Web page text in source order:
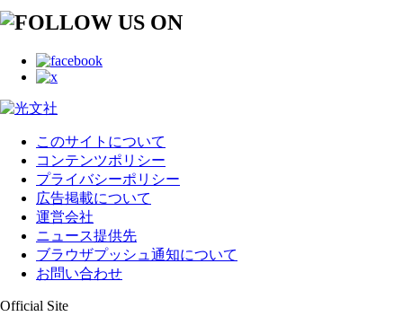
このサイトについて
コンテンツポリシー
プライバシーポリシー
広告掲載について
運営会社
ニュース提供先
ブラウザプッシュ通知について
お問い合わせ
Official Site